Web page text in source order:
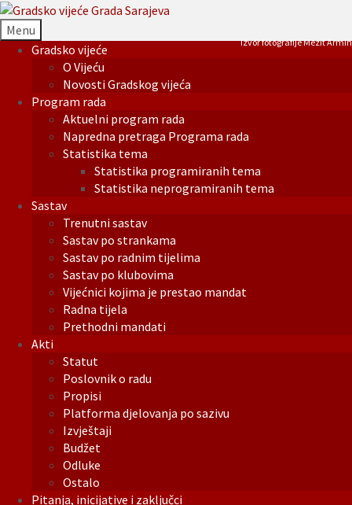
Menu
Gradsko vijeće
O Vijeću
Novosti Gradskog vijeća
Program rada
Aktuelni program rada
Napredna pretraga Programa rada
Statistika tema
Statistika programiranih tema
Statistika neprogramiranih tema
Sastav
Trenutni sastav
Sastav po strankama
Sastav po radnim tijelima
Sastav po klubovima
Vijećnici kojima je prestao mandat
Radna tijela
Prethodni mandati
Akti
Statut
Poslovnik o radu
Propisi
Platforma djelovanja po sazivu
Izvještaji
Budžet
Odluke
Ostalo
Pitanja, inicijative i zaključci
Izvor fotografije Mezit Armin